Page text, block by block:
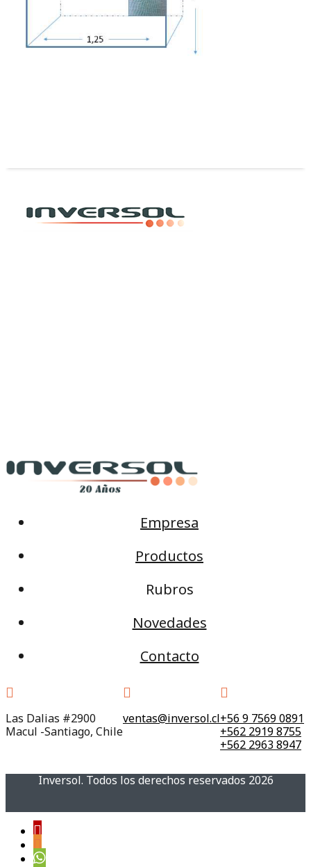
Empresa
Productos
Rubros
Novedades
Contacto
Las Dalias #2900
Macul -Santiago, Chile
ventas@inversol.cl+56 9 7569 0891
+562 2919 8755
+562 2963 8947
Inversol. Todos los derechos reservados 2026